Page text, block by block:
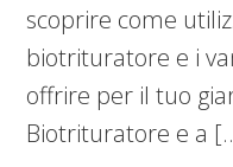
scoprire come
biotrituratore e i
offrire per il tuo
Biotrituratore e a